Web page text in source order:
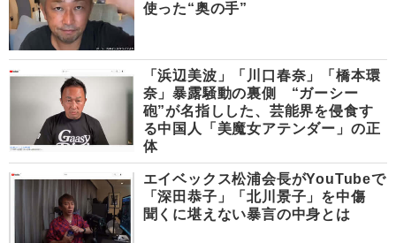
使った“奥の手”
「浜辺美波」「川口春奈」「橋本環
奈」暴露騒動の裏側 “ガーシー
砲”が名指しした、芸能界を侵食す
る中国人「美魔女アテンダー」の正
体
エイベックス松浦会長がYouTubeで
「深田恭子」「北川景子」を中傷
聞くに堪えない暴言の中身とは